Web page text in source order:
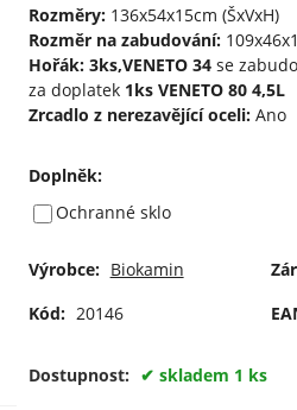
Rozměry:136x54x15cm (ŠxVxH)
Rozměr na zabudování:
Hořák: 3ks,VENETO 34se
za doplatek 1ks VENETO 80 4,5L
Zrcadlo z nerezavějící oceli:Ano
Doplněk:
Ochranné sklo
Výrobce: Biokamin
Kód: 20146
Dostupnost: skladem 1 ks